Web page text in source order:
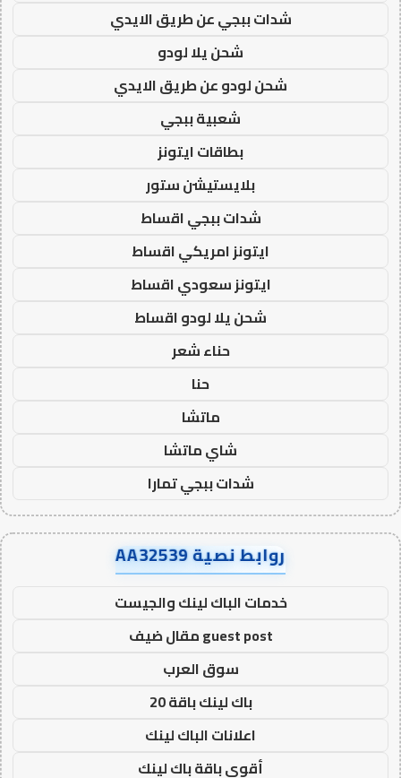
شدات ببجي عن طريق الايدي
شحن يلا لودو
شحن لودو عن طريق الايدي
شعبية ببجي
بطاقات ايتونز
بلايستيشن ستور
شدات ببجي اقساط
ايتونز امريكي اقساط
ايتونز سعودي اقساط
شحن يلا لودو اقساط
حناء شعر
حنا
ماتشا
شاي ماتشا
شدات ببجي تمارا
روابط نصية AA32539
خدمات الباك لينك والجيست
guest post مقال ضيف
سوق العرب
باك لينك باقة 20
اعلانات الباك لينك
أقوى باقة باك لينك